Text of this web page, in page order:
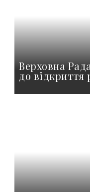
Верховна
до відкриття